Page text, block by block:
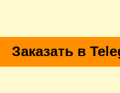
Заказать в